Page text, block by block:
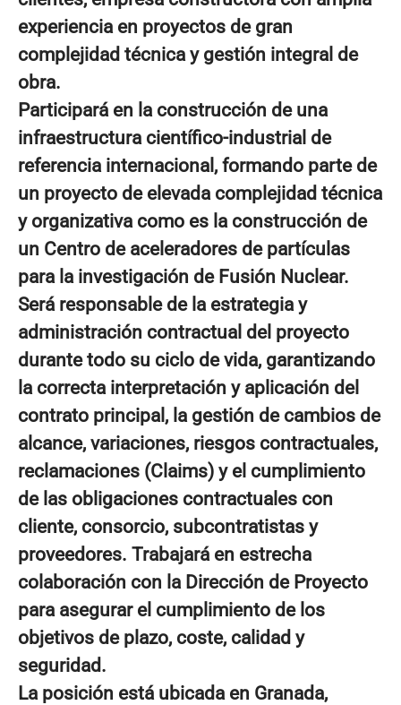
experiencia en proyectos de gran
complejidad técnica y gestión integral de
obra.
Participará en la construcción de una
infraestructura científico-industrial de
referencia internacional, formando parte de
un proyecto de elevada complejidad técnica
y organizativa como es la construcción de
un Centro de aceleradores de partículas
para la investigación de Fusión Nuclear.
Será responsable de la estrategia y
administración contractual del proyecto
durante todo su ciclo de vida, garantizando
la correcta interpretación y aplicación del
contrato principal, la gestión de cambios de
alcance, variaciones, riesgos contractuales,
reclamaciones (Claims) y el cumplimiento
de las obligaciones contractuales con
cliente, consorcio, subcontratistas y
proveedores. Trabajará en estrecha
colaboración con la Dirección de Proyecto
para asegurar el cumplimiento de los
objetivos de plazo, coste, calidad y
seguridad.
La posición está ubicada en Granada,